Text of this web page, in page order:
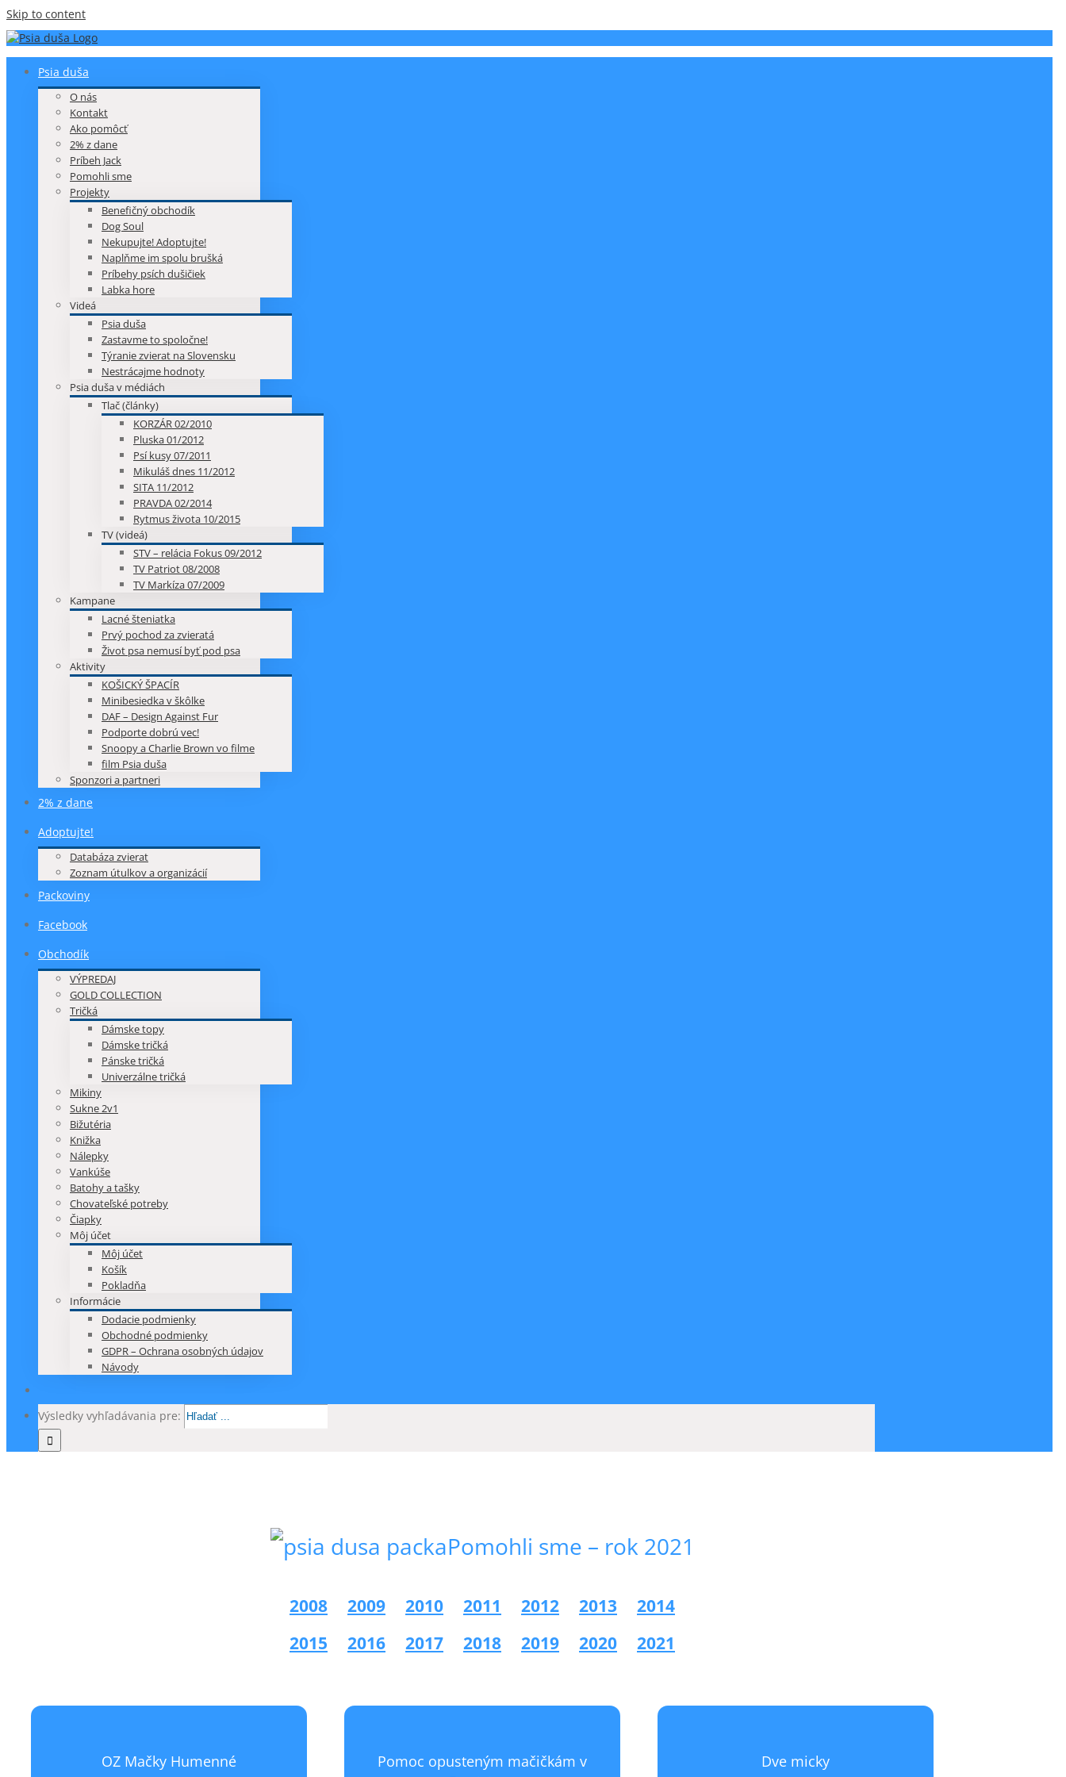
Skip to content
Psia duša
O nás
Kontakt
Ako pomôcť
2% z dane
Príbeh Jack
Pomohli sme
Projekty
Benefičný obchodík
Dog Soul
Nekupujte! Adoptujte!
Naplňme im spolu brušká
Príbehy psích dušičiek
Labka hore
Videá
Psia duša
Zastavme to spoločne!
Týranie zvierat na Slovensku
Nestrácajme hodnoty
Psia duša v médiách
Tlač (články)
KORZÁR 02/2010
Pluska 01/2012
Psí kusy 07/2011
Mikuláš dnes 11/2012
SITA 11/2012
PRAVDA 02/2014
Rytmus života 10/2015
TV (videá)
STV – relácia Fokus 09/2012
TV Patriot 08/2008
TV Markíza 07/2009
Kampane
Lacné šteniatka
Prvý pochod za zvieratá
Život psa nemusí byť pod psa
Aktivity
KOŠICKÝ ŠPACÍR
Minibesiedka v škôlke
DAF – Design Against Fur
Podporte dobrú vec!
Snoopy a Charlie Brown vo filme
film Psia duša
Sponzori a partneri
2% z dane
Adoptujte!
Databáza zvierat
Zoznam útulkov a organizácií
Packoviny
Facebook
Obchodík
VÝPREDAJ
GOLD COLLECTION
Tričká
Dámske topy
Dámske tričká
Pánske tričká
Univerzálne tričká
Mikiny
Sukne 2v1
Bižutéria
Knižka
Nálepky
Vankúše
Batohy a tašky
Chovateľské potreby
Čiapky
Môj účet
Môj účet
Košík
Pokladňa
Informácie
Dodacie podmienky
Obchodné podmienky
GDPR – Ochrana osobných údajov
Návody
Výsledky vyhľadávania pre:
Pomohli sme – rok 2021
2008 2009 2010 2011 2012 2013
2014
2015
2016 2017 2018 2019 2020 2021
OZ Mačky Humenné
Pomoc OZ Psia duša:
september: finančný
Pomoc opusteným mačičkám v
Silvia Hošoffová pomáha opusteným mačkám
Dve micky
Dve mačičky zachránila staršia pani z ulice.